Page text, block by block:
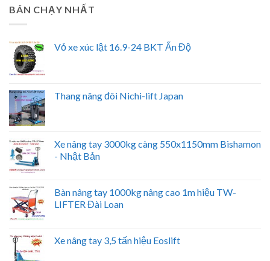
BÁN CHẠY NHẤT
Vỏ xe xúc lật 16.9-24 BKT Ấn Độ
Thang nâng đôi Nichi-lift Japan
Xe nâng tay 3000kg càng 550x1150mm Bishamon
- Nhật Bản
Bàn nâng tay 1000kg nâng cao 1m hiệu TW-
LIFTER Đài Loan
Xe nâng tay 3,5 tấn hiệu Eoslift